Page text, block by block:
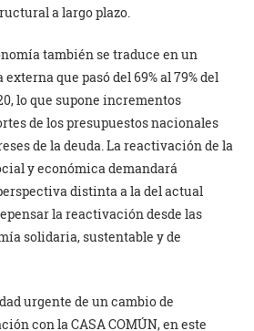
a largo plazo.
también se traduce en un
que pasó del 69% al 79% del
lo que supone incrementos
de los presupuestos nacionales
de la deuda. La reactivación de la
y económica demandará
distinta a la del actual
la reactivación desde las
solidaria, sustentable y de
urgente de un cambio de
con la CASA COMÚN, en este